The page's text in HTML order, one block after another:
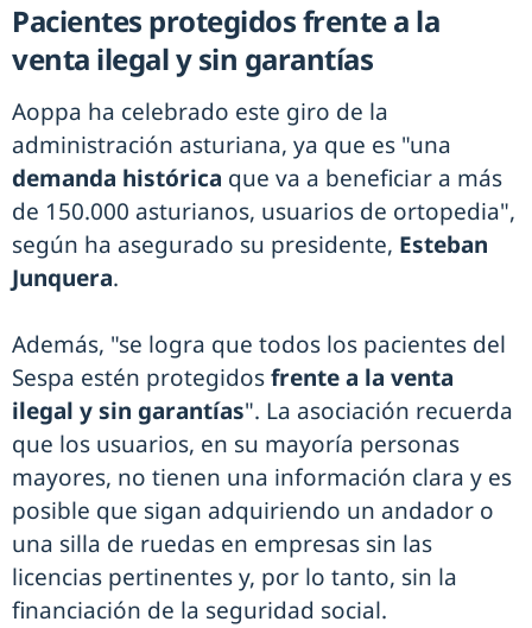
Pacientes protegidos frente a la
venta ilegal y sin garantías
Aoppa ha celebrado este giro de la
administración asturiana, ya que es "una
demanda histórica que va a beneficiar a más
de 150.000 asturianos, usuarios de ortopedia",
según ha asegurado su presidente, Esteban
Junquera.
Además, "se logra que todos los pacientes del
Sespa estén protegidosfrente a la venta
ilegal y sin garantías". La asociación recuerda
que los usuarios, en su mayoría personas
mayores, no tienen una información clara y es
posible que sigan adquiriendo un andador o
una silla de ruedas en empresas sin las
licencias pertinentes y, por lo tanto, sin la
financiación de la seguridad social.